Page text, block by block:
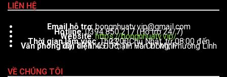
LIÊN HỆ
Email hỗ trợ:bongnhuatv.vip@gmail.com
Hotline: 0394 850 217 (Hỗ trợ 24/7)
Website:https://bongnhuatv.vip/
Thời gian làm việc : Thứ 2 – Chủ Nhật, từ 08:00 đến 23:00
Văn phòng đại diện: 451 Phạm Văn Đồng, Phường Linh Tây, TP. Thủ Đức, TP. Hồ Chí Minh
VỀ CHÚNG TÔI